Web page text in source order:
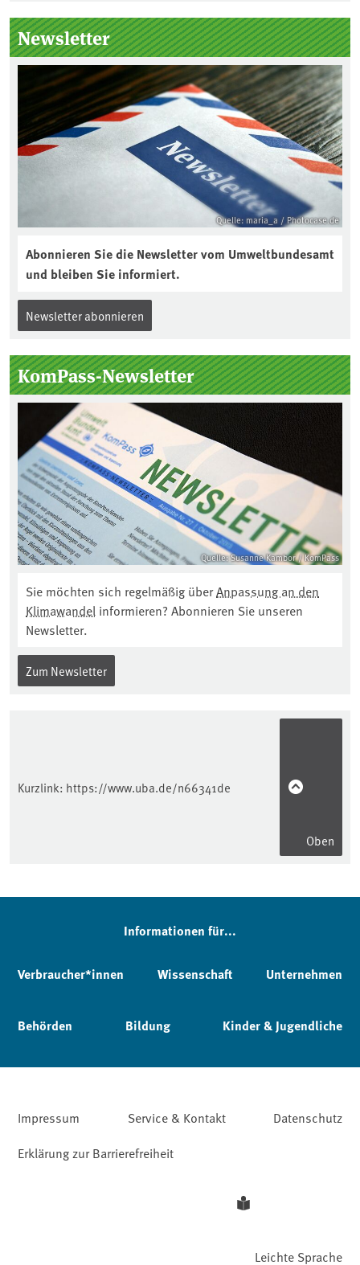
Newsletter
Quelle: maria_a / Photocase.de
Abonnieren Sie die Newsletter vom Umweltbundesamt
und bleiben Sie informiert.
Newsletter abonnieren
KomPass-Newsletter
Quelle: Susanne Kambor / KomPass
Sie möchten sich regelmäßig überAnpassung an den
Klimawandel informieren? Abonnieren Sie unseren
Newsletter.
Zum Newsletter
Kurzlink: https://www.uba.de/n66341de
Oben
Informationen für...
Verbraucher*innen Wissenschaft Unternehmen
Behörden Bildung Kinder & Jugendliche
Impressum Service & Kontakt
Datenschutz
Erklärung zur Barrierefreiheit
Leichte Sprache